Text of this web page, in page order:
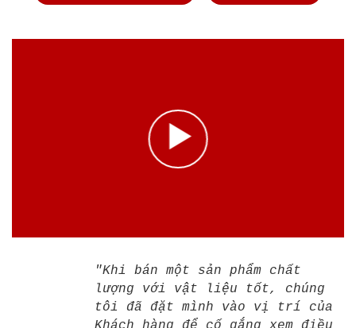
"Khi bán một sản phẩm chất
lượng với vật liệu tốt, chúng
tôi đã đặt mình vào vị trí của